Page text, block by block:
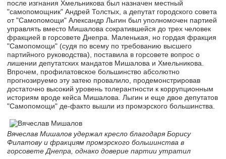
после изгнания Хмельникова был назначен местный
"самопомощник" Андрей Толстых, а депутат городского совета
от "Самопомощи" Александр Лыгин был уполномочен партией
управлять вместо Мишалова сократившейся до трех человек
фракцией в горсовете Днепра. Маленькая, но гордая фракция
"Самопомощи" (судя по всему по требованию высшего
партийного руководства), поставила в горсовете вопрос о
лишении депутатских мандатов Мишалова и Хмельникова.
Впрочем, профилатовское большинство абсолютно
прогнозируемо эту затею провалило, продемонстрировав
достаточно высокий уровень толерантности к коррупционным
историям вроде кейса Мишалова. Лыгин и еще двое депутатов
"Самопомощи" де-факто вышли из промэрского большинства.
Вячеслав Мишалов удержал кресло благодаря Борису
Филатову и фракциям промэрского большинства в
горсовете Днепра, однако доверие партии утратил